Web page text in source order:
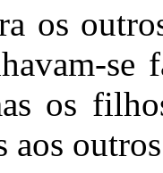
os
se
os
aos